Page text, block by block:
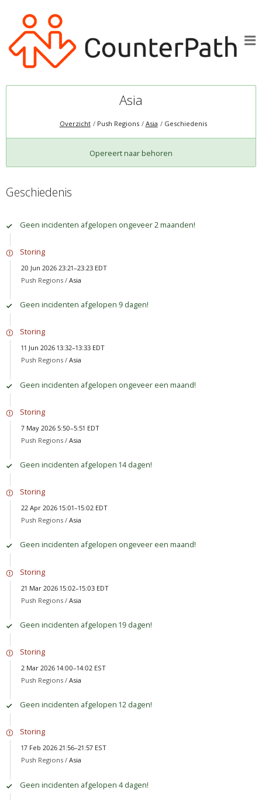
Asia
Overzicht Push Regions Asia Geschiedenis
Opereert naar behoren
Geschiedenis
Geen incidenten afgelopen ongeveer 2 maanden!
Storing
20 Jun 2026 23:21–23:23 EDT
Push Regions / Asia
Geen incidenten afgelopen 9 dagen!
Storing
11 Jun 2026 13:32–13:33 EDT
Push Regions / Asia
Geen incidenten afgelopen ongeveer een maand!
Storing
7 May 2026 5:50–5:51 EDT
Push Regions / Asia
Geen incidenten afgelopen 14 dagen!
Storing
22 Apr 2026 15:01–15:02 EDT
Push Regions / Asia
Geen incidenten afgelopen ongeveer een maand!
Storing
21 Mar 2026 15:02–15:03 EDT
Push Regions / Asia
Geen incidenten afgelopen 19 dagen!
Storing
2 Mar 2026 14:00–14:02 EST
Push Regions / Asia
Geen incidenten afgelopen 12 dagen!
Storing
17 Feb 2026 21:56–21:57 EST
Push Regions / Asia
Geen incidenten afgelopen 4 dagen!